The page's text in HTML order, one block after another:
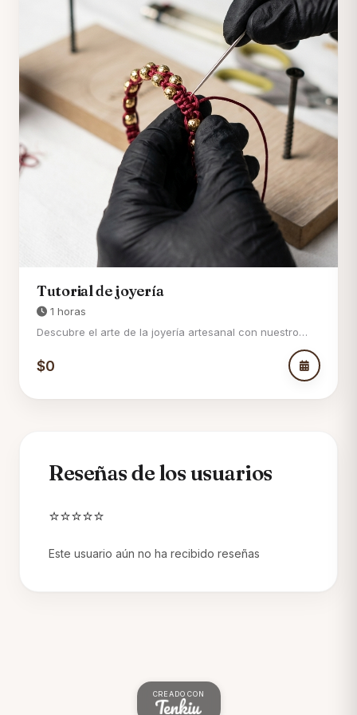
Tutorial de joyería
1 horas
Descubre el arte de la joyería artesanal con nuestro
$0
Reseñas de los usuarios
⭐⭐⭐⭐⭐
Este usuario aún no ha recibido reseñas
CREADO CON